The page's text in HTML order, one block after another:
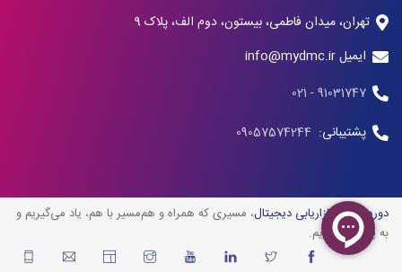
تهران، میدان فاطمی، بیستون، دوم الف، پلاک 9
ایمیل info@mydmc.ir
91031747 - 021
پشتیبانی:
دوره آنلاین بازاریابی دیجیتال، مسیری که همراه و هم‌مسیر با هم، یاد می‌گیریم و
به پیش می‌رویم.